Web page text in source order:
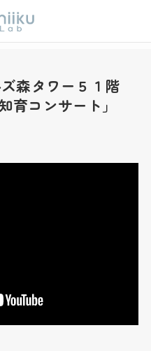
森タワー５１階
育コンサート」